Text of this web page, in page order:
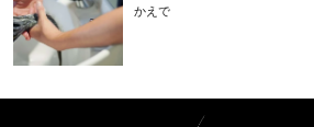
かえで